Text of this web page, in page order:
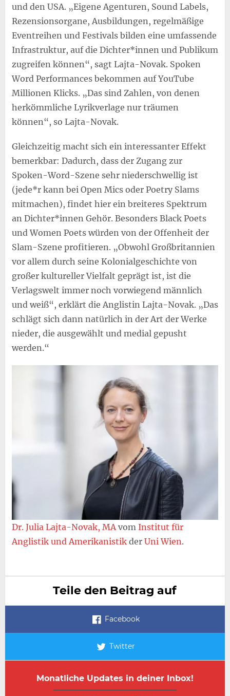
und den USA. „Eigene Agenturen, Sound Labels,
Rezensionsorgane, Ausbildungen, regelmäßige
Eventreihen und Festivals bilden eine umfassende
Infrastruktur, auf die Dichter*innen und Publikum
zugreifen können“, sagt Lajta-Novak. Spoken
Word Performances bekommen auf YouTube
Millionen Klicks. „Das sind Zahlen, von denen
herkömmliche Lyrikverlage nur träumen
können“, so Lajta-Novak.
Gleichzeitig macht sich ein interessanter Effekt
bemerkbar: Dadurch, dass der Zugang zur
Spoken-Word-Szene sehr niederschwellig ist
(jede*r kann bei Open Mics oder Poetry Slams
mitmachen), findet hier ein breiteres Spektrum
an Dichter*innen Gehör. Besonders Black Poets
und Women Poets würden von der Offenheit der
Slam-Szene profitieren. „Obwohl Großbritannien
vor allem durch seine Kolonialgeschichte von
großer kultureller Vielfalt geprägt ist, ist die
Verlagswelt immer noch vorwiegend männlich
und weiß“, erklärt die Anglistin Lajta-Novak. „Das
schlägt sich dann natürlich in der Art der Werke
nieder, die ausgewählt und medial gepusht
werden.“
Dr. Julia Lajta-Novak, MAvom Institut für
Anglistik und Amerikanistikder Uni Wien.
Teile den Beitrag auf
Facebook
Twitter
Monatliche Updates in deiner Inbox!